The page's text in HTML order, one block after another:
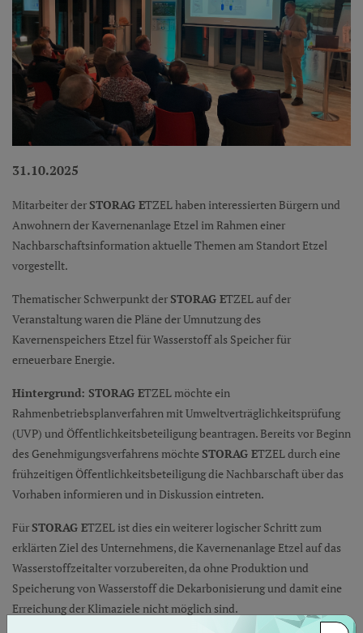
31.10.2025
Mitarbeiter derSTORAG ETZEL haben interessierten Bürgern und
Anwohnern der Kavernenanlage Etzel im Rahmen einer
Nachbarschaftsinformation aktuelle Themen am Standort Etzel
vorgestellt.
Thematischer Schwerpunkt derSTORAG ETZEL auf der
Veranstaltung waren die Pläne der Umnutzung des
Kavernenspeichers Etzel für Wasserstoff als Speicher für
erneuerbare Energie.
Hintergrund: STORAG ETZEL möchte ein
Rahmenbetriebsplanverfahren mit Umweltverträglichkeitsprüfung
(UVP) und Öffentlichkeitsbeteiligung beantragen. Bereits vor Beginn
des Genehmigungsverfahrens möchteSTORAG ETZEL durch eine
frühzeitigen Öffentlichkeitsbeteiligung die Nachbarschaft über das
Vorhaben informieren und in Diskussion eintreten.
FürSTORAG ETZEL ist dies ein weiterer logischer Schritt zum
erklärten Ziel des Unternehmens, die Kavernenanlage Etzel auf das
Wasserstoffzeitalter vorzubereiten, da ohne Produktion und
Speicherung von Wasserstoff die Dekarbonisierung und damit eine
Erreichung der Klimaziele nicht möglich sind.